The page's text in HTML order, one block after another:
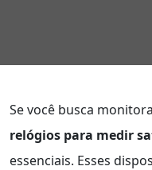
Se você busca
relógios para medir
essenciais. Esses